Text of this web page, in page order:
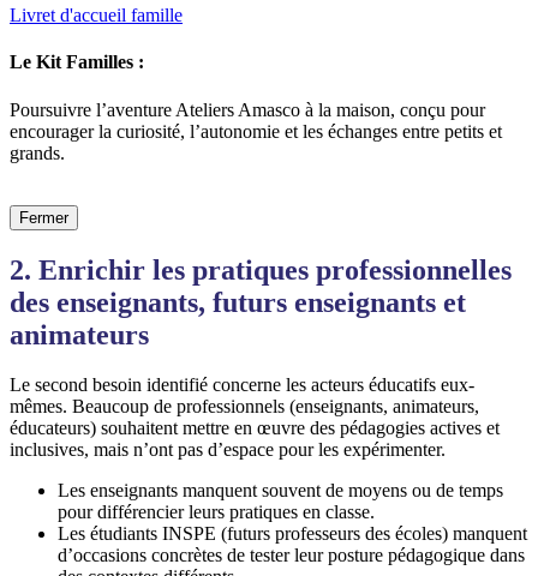
Livret d'accueil famille
Le Kit Familles :
Poursuivre l’aventure Ateliers Amasco à la maison, conçu pour
encourager la curiosité, l’autonomie et les échanges entre petits et
grands.
Fermer
2. Enrichir les pratiques professionnelles
des enseignants, futurs enseignants et
animateurs
Le second besoin identifié concerne les acteurs éducatifs eux-
mêmes. Beaucoup de professionnels (enseignants, animateurs,
éducateurs) souhaitent mettre en œuvre des pédagogies actives et
inclusives, mais n’ont pas d’espace pour les expérimenter.
Les enseignants manquent souvent de moyens ou de temps
pour différencier leurs pratiques en classe.
Les étudiants INSPE (futurs professeurs des écoles) manquent
d’occasions concrètes de tester leur posture pédagogique dans